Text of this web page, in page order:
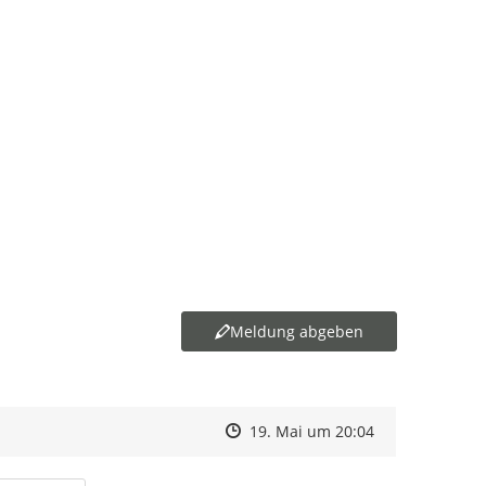
Meldung abgeben
Zeitpunkt des Erstellens
Zeitpunkt des Erstellens
19. Mai um 20:04Zur Äußerung